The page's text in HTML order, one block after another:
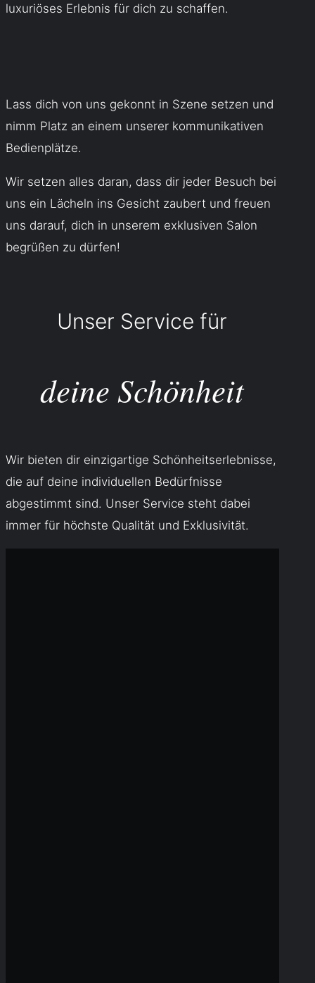
luxuriöses Erlebnis für dich zu schaffen.
Lass dich von uns gekonnt in Szene setzen und
nimm Platz an einem unserer kommunikativen
Bedienplätze.
Wir setzen alles daran, dass dir jeder Besuch bei
uns ein Lächeln ins Gesicht zaubert und freuen
uns darauf, dich in unserem exklusiven Salon
begrüßen zu dürfen!
Unser Service für
deine Schönheit
Wir bieten dir einzigartige Schönheitserlebnisse,
die auf deine individuellen Bedürfnisse
abgestimmt sind. Unser Service steht dabei
immer für höchste Qualität und Exklusivität.